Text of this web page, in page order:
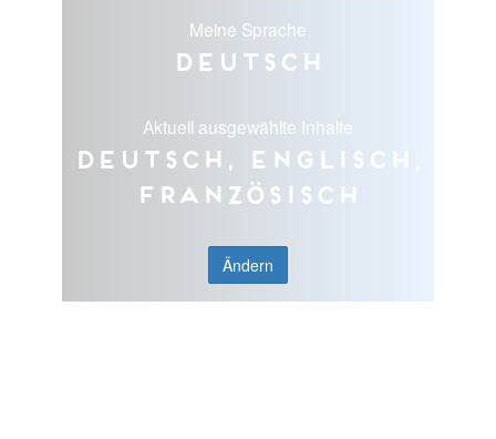
Meine Sprache
Deutsch
Aktuell ausgewählte Inhalte
Deutsch, Englisch,
Französisch
Ändern